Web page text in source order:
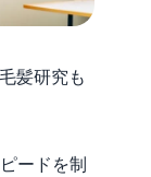
髪研究も
ードを制